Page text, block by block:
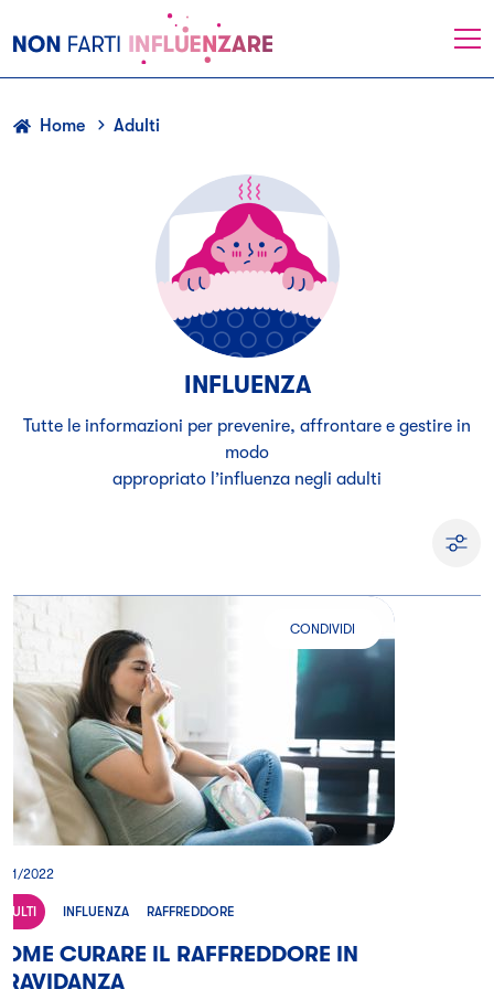
-
Angelini
Menu
Home Adulti
ADULTI:
INFLUENZA
Tutte le informazioni per prevenire, affrontare e gestire in
modo
appropriato l’influenza negli adulti
FILTRA
CONDIVIDI
COME CURARE IL RAFFREDDORE
11/2022
INFLUENZA RAFFREDDORE
CURARE IL RAFFREDDORE IN